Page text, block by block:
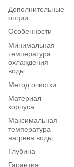
Дополнительные
опции
Особенности
Минимальная
температура
охлаждения
воды
Метод очистки
Материал
корпуса
Максимальная
температура
нагрева воды
Глубина
Гарантия